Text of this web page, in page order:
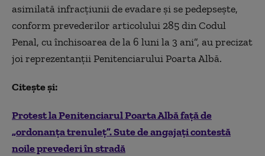
asimilată infracţiunii de evadare şi se pedepseşte,
conform prevederilor articolului 285 din Codul
Penal, cu închisoarea de la 6 luni la 3 ani”, au precizat
joi reprezentanţii Penitenciarului Poarta Albă.
Citește și:
Protest la Penitenciarul Poarta Albă față de
„ordonanța trenuleț”. Sute de angajați contestă
noile prevederi în stradă